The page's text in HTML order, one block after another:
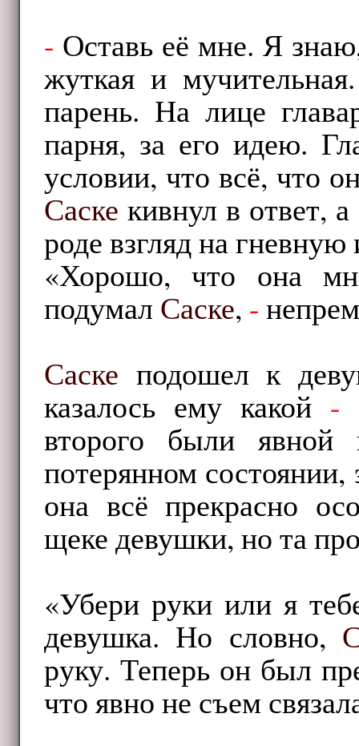
- Оставь её мне. Я
жуткая и
парень. На лице
парня, за его идею.
условии, что всё, что
Саске кивнул в ответ,
роде взгляд на
«Хорошо, что она
подумал Саске, -
Саске подошел к
казалось ему какой -
второго были
потерянном
она всё прекрасно
щеке девушки, но та
«Убери руки или я
девушка. Но словно,
руку. Теперь он был
что явно не съем